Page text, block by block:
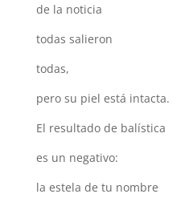
de la noticia
todas salieron
todas,
pero su piel está intacta.
El resultado de balística
es un negativo:
la estela de tu nombre